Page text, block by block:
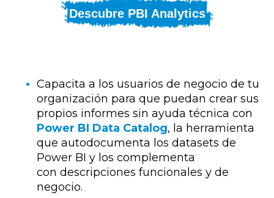
Descubre PBI Analytics
Capacita a los usuarios de negocio de tu
organización para que puedan crear sus
propios informes sin ayuda técnica con
Power BI Data Catalog, la herramienta
que autodocumenta los datasets de
Power BI y los complementa
con descripciones funcionales y de
negocio.